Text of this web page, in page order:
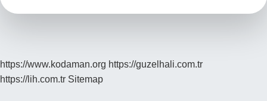
https://www.kodaman.org https://guzelhali.com.tr
https://lih.com.tr Sitemap